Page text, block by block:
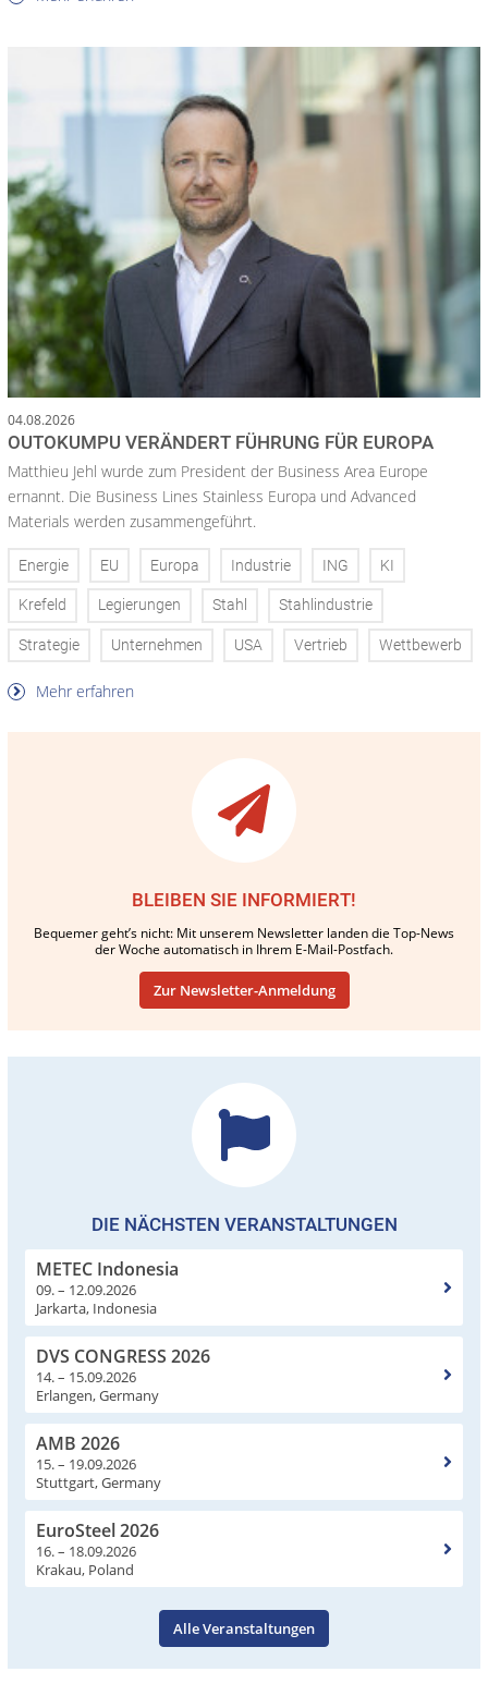
04.08.2026
OUTOKUMPU VERÄNDERT FÜHRUNG FÜR EUROPA
Matthieu Jehl wurde zum President der Business Area Europe
ernannt. Die Business Lines Stainless Europa und Advanced
Materials werden zusammengeführt.
Energie EU Europa Industrie ING KI
Krefeld Legierungen Stahl Stahlindustrie
Strategie Unternehmen USA Vertrieb Wettbewerb
Mehr erfahren
BLEIBEN SIE INFORMIERT!
Bequemer geht’s nicht: Mit unserem Newsletter landen die Top-News
der Woche automatisch in Ihrem E-Mail-Postfach.
Zur Newsletter-Anmeldung
DIE NÄCHSTEN VERANSTALTUNGEN
METEC Indonesia
09. – 12.09.2026
Jarkarta, Indonesia
DVS CONGRESS 2026
14. – 15.09.2026
Erlangen, Germany
AMB 2026
15. – 19.09.2026
Stuttgart, Germany
EuroSteel 2026
16. – 18.09.2026
Krakau, Poland
Alle Veranstaltungen